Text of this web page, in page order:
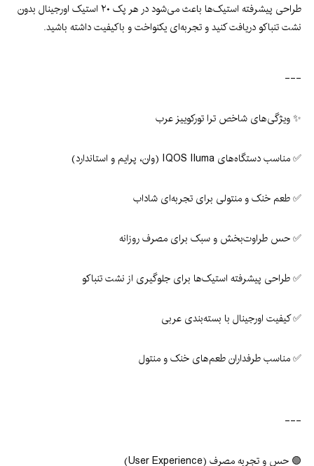
طراحی پیشرفته استیک‌ها باعث می‌شود در هر پک ۲۰ استیک اورجینال بدون
نشت تنباکو دریافت کنید و تجربه‌ای یکنواخت و باکیفیت داشته باشید.
---
✨ ویژگی‌های شاخص ترا تورکوییز عرب
✅ مناسب دستگاه‌های IQOS Iluma (وان، پرایم و استاندارد)
✅ طعم خنک و منتولی برای تجربه‌ای شاداب
✅ حس طراوت‌بخش و سبک برای مصرف روزانه
✅ طراحی پیشرفته استیک‌ها برای جلوگیری از نشت تنباکو
✅ کیفیت اورجینال با بسته‌بندی عربی
✅ مناسب طرفداران طعم‌های خنک و منتول
---
🟢 حس و تجربه مصرف (User Experience)